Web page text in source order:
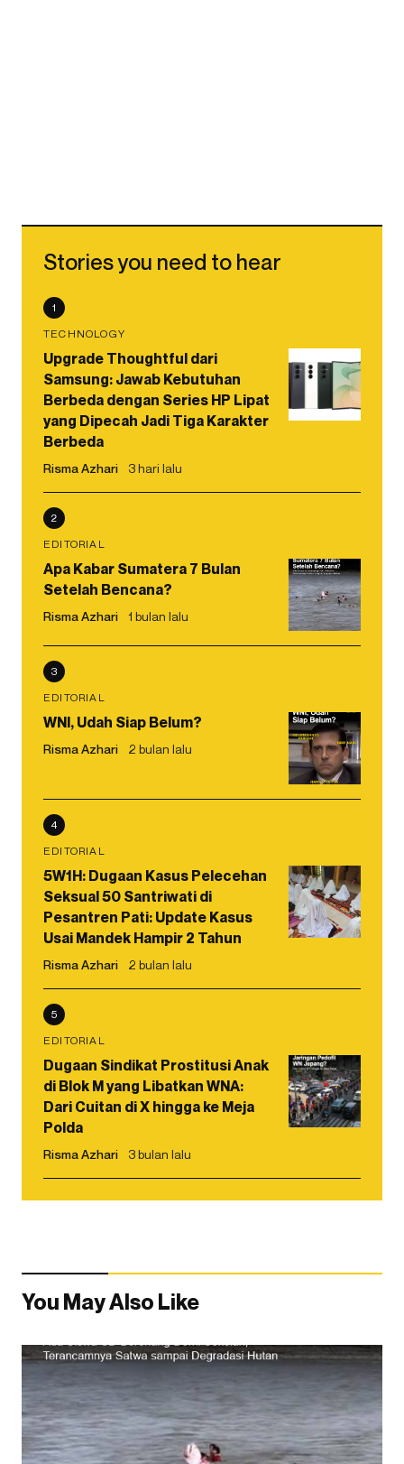
Stories you need to hear
1
TECHNOLOGY
Upgrade Thoughtful dari
Samsung: Jawab Kebutuhan
Berbeda dengan Series HP Lipat
yang Dipecah Jadi Tiga Karakter
Berbeda
Risma Azhari 3 hari lalu
2
EDITORIAL
Apa Kabar Sumatera 7 Bulan
Setelah Bencana?
Risma Azhari 1 bulan lalu
3
EDITORIAL
WNI, Udah Siap Belum?
Risma Azhari 2 bulan lalu
4
EDITORIAL
5W1H: Dugaan Kasus Pelecehan
Seksual 50 Santriwati di
Pesantren Pati: Update Kasus
Usai Mandek Hampir 2 Tahun
Risma Azhari 2 bulan lalu
5
EDITORIAL
Dugaan Sindikat Prostitusi Anak
di Blok M yang Libatkan WNA:
Dari Cuitan di X hingga ke Meja
Polda
Risma Azhari 3 bulan lalu
You May Also Like